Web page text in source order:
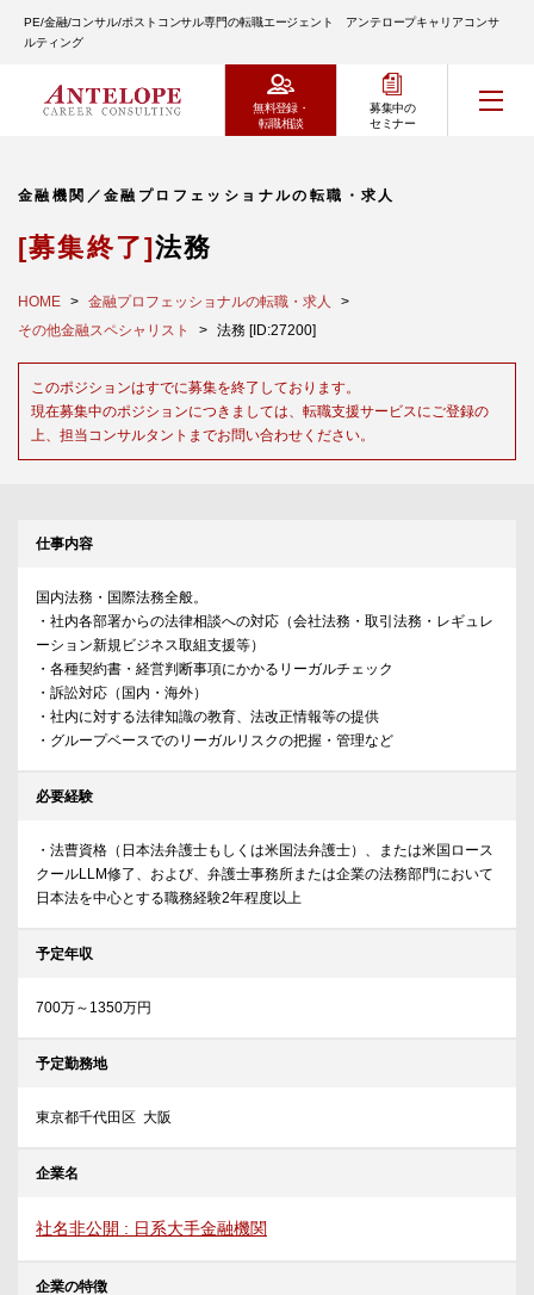
PE/金融/コンサル/ポストコンサル専門の転職エージェント アンテロープキャリアコンサ
ルティング
無料登録・
転職相談
募集中の
セミナー
金融機関／金融プロフェッショナルの転職・求人
[募集終了]法務
HOME
金融プロフェッショナルの転職・求人
その他金融スペシャリスト
法務 [ID:27200]
このポジションはすでに募集を終了しております。
現在募集中のポジションにつきましては、転職支援サービスにご登録の
上、担当コンサルタントまでお問い合わせください。
仕事内容
国内法務・国際法務全般。
・社内各部署からの法律相談への対応（会社法務・取引法務・レギュレ
ーション新規ビジネス取組支援等）
・各種契約書・経営判断事項にかかるリーガルチェック
・訴訟対応（国内・海外）
・社内に対する法律知識の教育、法改正情報等の提供
・グループベースでのリーガルリスクの把握・管理など
必要経験
・法曹資格（日本法弁護士もしくは米国法弁護士）、または米国ロース
クールLLM修了、および、弁護士事務所または企業の法務部門において
日本法を中心とする職務経験2年程度以上
予定年収
700万～1350万円
予定勤務地
東京都千代田区 大阪
企業名
社名非公開 : 日系大手金融機関
企業の特徴